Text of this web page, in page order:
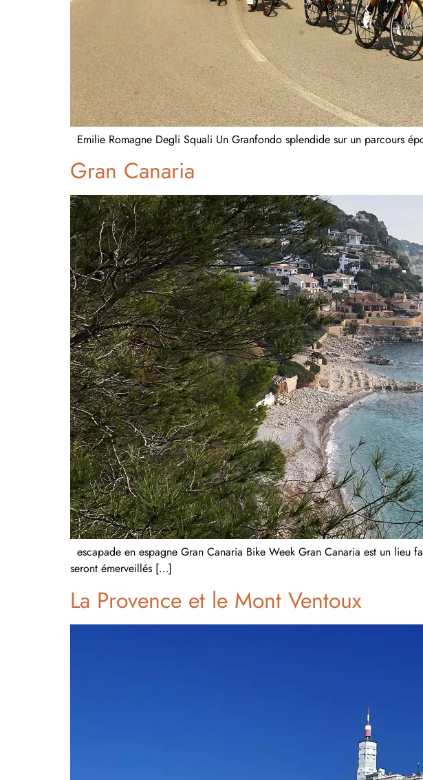
Emilie Romagne Degli Squali Un Granfondo splendide sur un parcours
Gran Canaria
escapade en espagne Gran Canaria Bike Week Gran Canaria est un lieu
seront émerveillés […]
La Provence et le Mont Ventoux